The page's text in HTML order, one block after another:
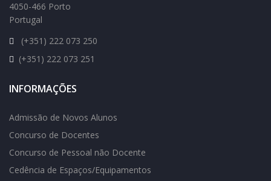
4050-466 Porto
Portugal
(+351) 222 073 250
(+351) 222 073 251
INFORMAÇÕES
Admissão de Novos Alunos
Concurso de Docentes
Concurso de Pessoal não Docente
Cedência de Espaços/Equipamentos